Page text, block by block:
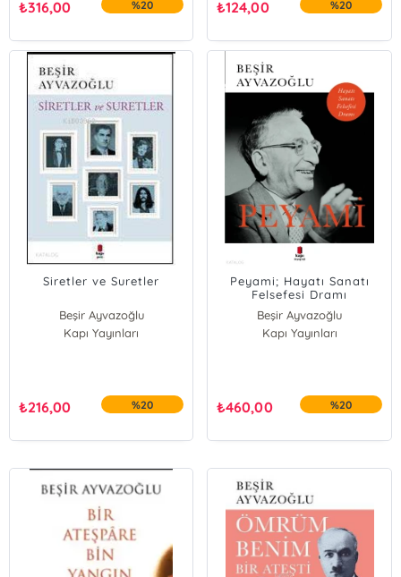
₺316,00 %20 ₺124,00 %20
Siretler ve Suretler
Beşir Ayvazoğlu
Kapı Yayınları
₺216,00 %20
Peyami; Hayatı Sanatı
Felsefesi Dramı
Beşir Ayvazoğlu
Kapı Yayınları
₺460,00 %20